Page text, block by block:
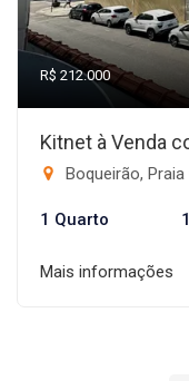
R$ 212.000
Kitnet à Venda
Boqueirão, Praia
1 Quarto
Mais informações